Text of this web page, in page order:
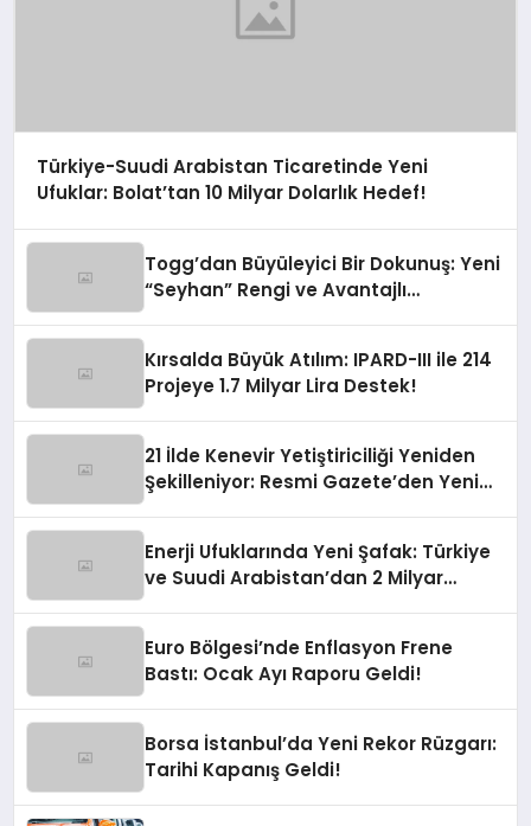
Türkiye-Suudi Arabistan Ticaretinde Yeni
Ufuklar: Bolat’tan 10 Milyar Dolarlık Hedef!
Togg’dan Büyüleyici Bir Dokunuş: Yeni
“Seyhan” Rengi ve Avantajlı
Kırsalda Büyük Atılım: IPARD-III ile 214
Projeye 1.7 Milyar Lira Destek!
21 İlde Kenevir Yetiştiriciliği Yeniden
Şekilleniyor: Resmi Gazete’den Yeni
Enerji Ufuklarında Yeni Şafak: Türkiye
ve Suudi Arabistan’dan 2 Milyar
Euro Bölgesi’nde Enflasyon Frene
Bastı: Ocak Ayı Raporu Geldi!
Borsa İstanbul’da Yeni Rekor Rüzgarı:
Tarihi Kapanış Geldi!